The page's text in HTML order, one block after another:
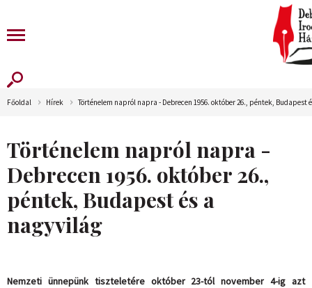
Főoldal Hírek Történelem napról napra - Debrecen 1956. október 26., péntek, Budapest
Történelem napról napra -
Debrecen 1956. október 26.,
péntek, Budapest és a
nagyvilág
Nemzeti ünnepünk tiszteletére október 23-tól november 4-ig azt